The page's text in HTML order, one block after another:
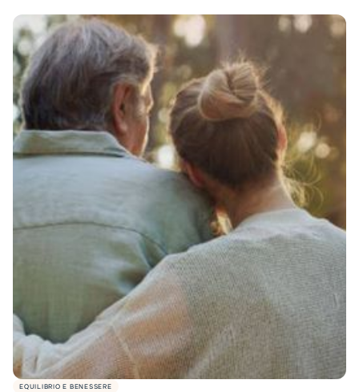
EQUILIBRIO E BENESSERE